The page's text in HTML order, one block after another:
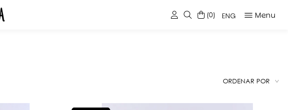
Menu
(0) ENG
ORDENAR POR